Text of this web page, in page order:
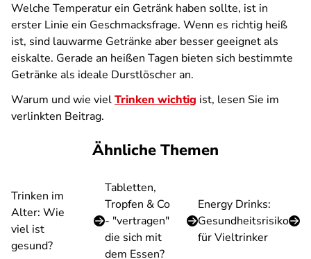
Welche Temperatur ein Getränk haben sollte, ist in
erster Linie ein Geschmacksfrage. Wenn es richtig heiß
ist, sind lauwarme Getränke aber besser geeignet als
eiskalte. Gerade an heißen Tagen bieten sich bestimmte
Getränke als ideale Durstlöscher an.
Warum und wie vielTrinken wichtig ist, lesen Sie im
verlinkten Beitrag.
Ähnliche Themen
Trinken im
Alter: Wie
viel ist
gesund?
Tabletten,
Tropfen & Co
- "vertragen"
die sich mit
dem Essen?
Energy Drinks:
Gesundheitsrisiko
für Vieltrinker